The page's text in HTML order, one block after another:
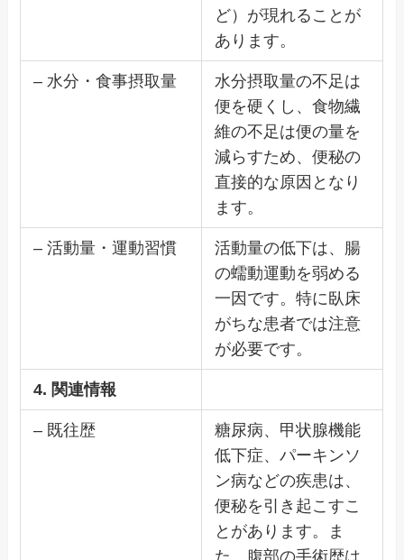
ど）が現れることが
あります。
– 水分・食事摂取量
水分摂取量の不足は
便を硬くし、食物繊
維の不足は便の量を
減らすため、便秘の
直接的な原因となり
ます。
– 活動量・運動習慣
活動量の低下は、腸
の蠕動運動を弱める
一因です。特に臥床
がちな患者では注意
が必要です。
4. 関連情報
– 既往歴
糖尿病、甲状腺機能
低下症、パーキンソ
ン病などの疾患は、
便秘を引き起こすこ
とがあります。ま
た、腹部の手術歴は